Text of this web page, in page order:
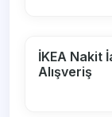
İKEA Nakit
Alışveriş